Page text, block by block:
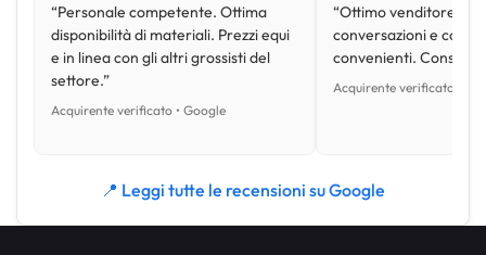
“Personale competente. Ottima
disponibilità di materiali. Prezzi equi
e in linea con gli altri grossisti del
settore.”
Acquirente verificato • Google
“Ottimo venditore,
conversazioni e con
convenienti.
Acquirente verificato •
📍 Leggi tutte le recensioni su Google